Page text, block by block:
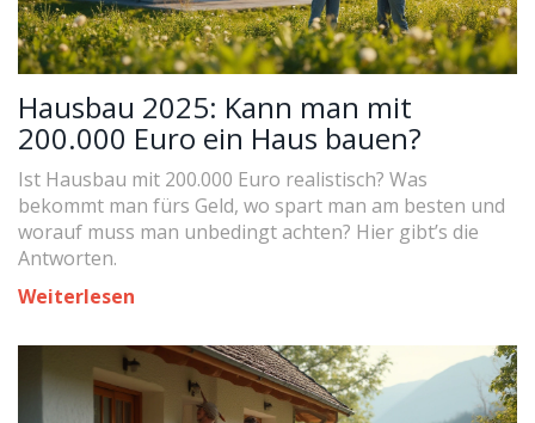
Hausbau 2025: Kann man mit
200.000 Euro ein Haus bauen?
Ist Hausbau mit 200.000 Euro realistisch? Was
bekommt man fürs Geld, wo spart man am besten und
worauf muss man unbedingt achten? Hier gibt’s die
Antworten.
Weiterlesen